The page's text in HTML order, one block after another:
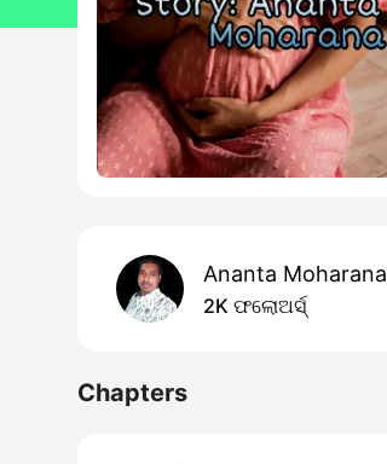
Ananta Moharana
2K ଫଲୋଅର୍ସ୍
Chapters